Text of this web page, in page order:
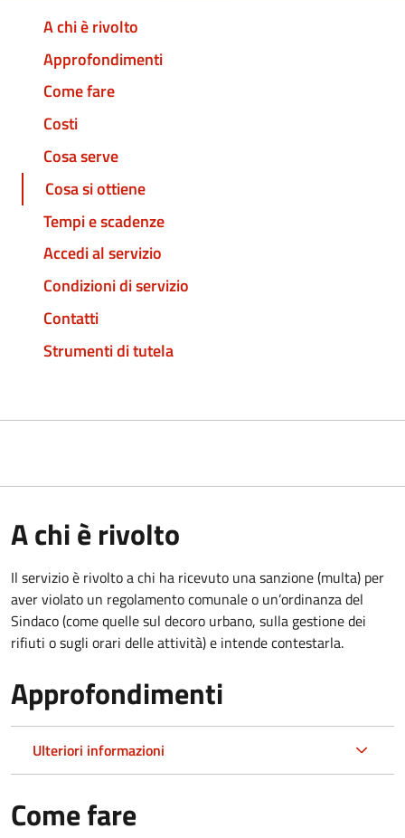
A chi è rivolto
Approfondimenti
Come fare
Costi
Cosa serve
Cosa si ottiene
Tempi e scadenze
Accedi al servizio
Condizioni di servizio
Contatti
Strumenti di tutela
A chi è rivolto
Il servizio è rivolto a chi ha ricevuto una sanzione (multa) per
aver violato un regolamento comunale o un’ordinanza del
Sindaco (come quelle sul decoro urbano, sulla gestione dei
rifiuti o sugli orari delle attività) e intende contestarla.
Approfondimenti
Ulteriori informazioni
Come fare